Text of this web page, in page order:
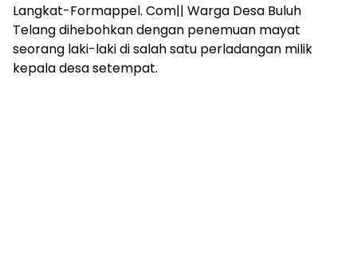
Langkat-Formappel. Com|| Warga Desa Buluh
Telang dihebohkan dengan penemuan mayat
seorang laki-laki di salah satu perladangan milik
kepala desa setempat.